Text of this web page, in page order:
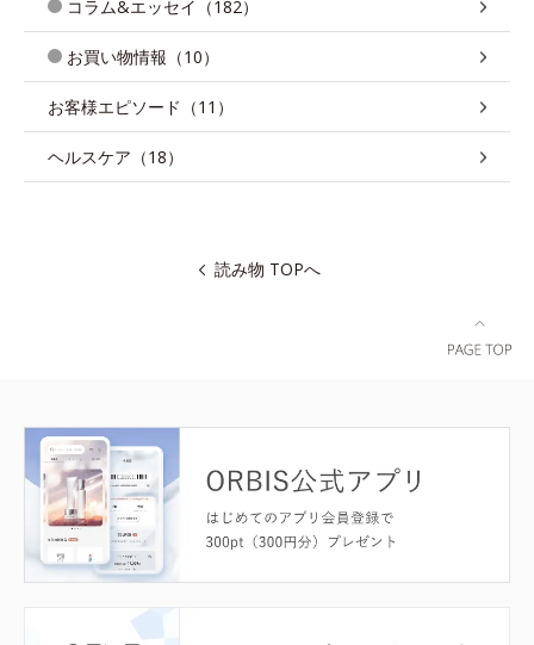
コラム&エッセイ（182）
お買い物情報（10）
お客様エピソード（11）
ヘルスケア（18）
読み物 TOPへ